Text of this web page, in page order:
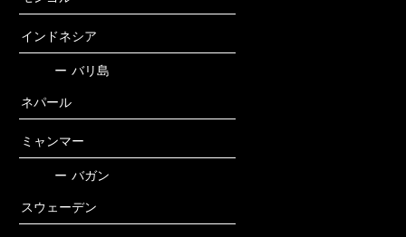
インドネシア
ー バリ島
ネパール
ミャンマー
ー バガン
スウェーデン